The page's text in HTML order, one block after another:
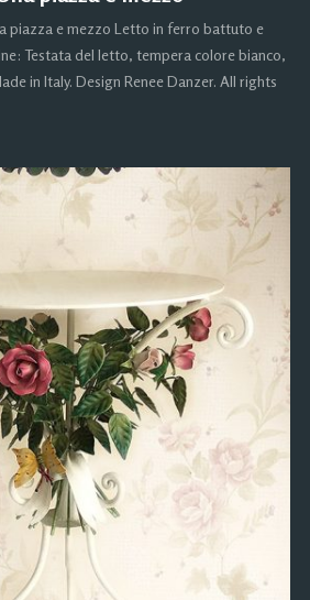
piazza e mezzo Letto in ferro battuto e
Testata del letto, tempera colore bianco,
in Italy. Design Renee Danzer. All rights